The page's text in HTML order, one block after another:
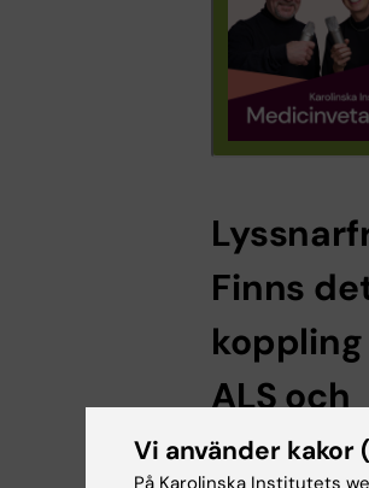
Finns
ALS och
Vi använder kakor
På Karolinska Institutets